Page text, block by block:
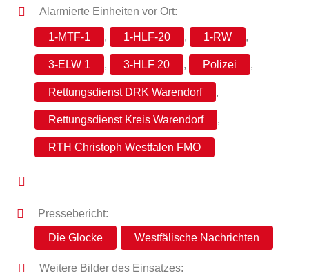
Alarmierte Einheiten vor Ort:
1-MTF-1 , 1-HLF-20 , 1-RW ,
3-ELW 1 , 3-HLF 20 , Polizei ,
Rettungsdienst DRK Warendorf ,
Rettungsdienst Kreis Warendorf ,
RTH Christoph Westfalen FMO
Pressebericht:
Die Glocke Westfälische Nachrichten
Weitere Bilder des Einsatzes: